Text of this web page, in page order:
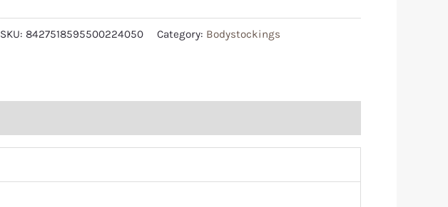
SKU: 8427518595500224050 Category: Bodystockings